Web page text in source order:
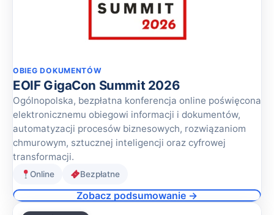
OBIEG DOKUMENTÓW
EOIF GigaCon Summit 2026
Ogólnopolska, bezpłatna konferencja online poświęcona
elektronicznemu obiegowi informacji i dokumentów,
automatyzacji procesów biznesowych, rozwiązaniom
chmurowym, sztucznej inteligencji oraz cyfrowej
transformacji.
Online Bezpłatne
Zobacz podsumowanie →